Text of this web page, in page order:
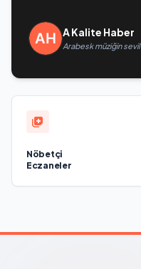
A Kalite Haber
Arabesk müziğin
Nöbetçi
Eczaneler